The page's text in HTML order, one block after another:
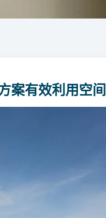
案有效利用空间